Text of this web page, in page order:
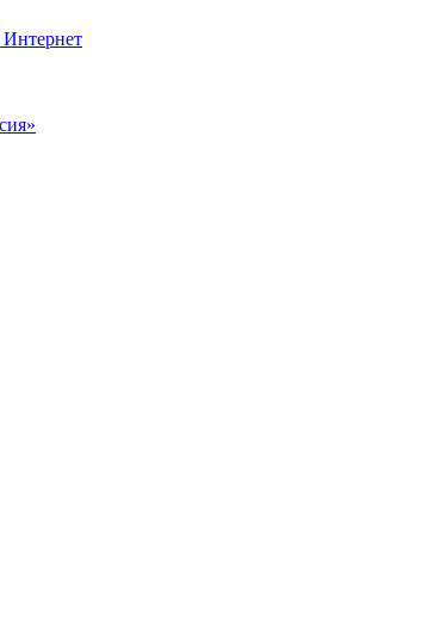
Интернет